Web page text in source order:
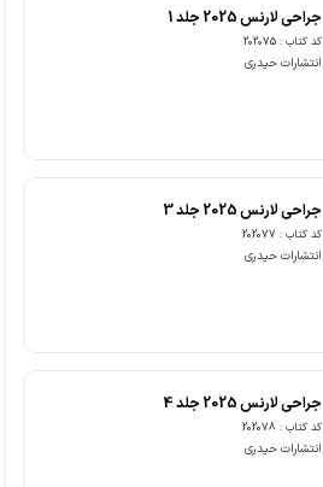
جراحی لارنس 2025 جلد 1
کد کتاب : 202075
انتشارات حیدری
جراحی لارنس 2025 جلد 3
کد کتاب : 202077
انتشارات حیدری
جراحی لارنس 2025 جلد 4
کد کتاب : 202078
انتشارات حیدری